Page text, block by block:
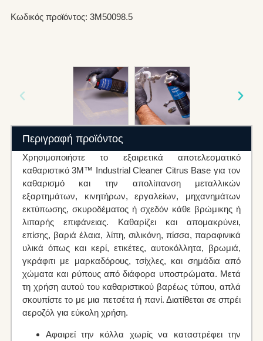
Κωδικός προϊόντος: 3M50098.5
Περιγραφή προϊόντος
Χρησιμοποιήστε το εξαιρετικά αποτελεσματικό
καθαριστικό 3M™ Industrial Cleaner Citrus Base για τον
καθαρισμό και την απολίπανση μεταλλικών
εξαρτημάτων, κινητήρων, εργαλείων, μηχανημάτων
εκτύπωσης, σκυροδέματος ή σχεδόν κάθε βρώμικης ή
λιπαρής επιφάνειας. Καθαρίζει και απομακρύνει,
επίσης, βαριά έλαια, λίπη, σιλικόνη, πίσσα, παραφινικά
υλικά όπως και κερί, ετικέτες, αυτοκόλλητα, βρωμιά,
γκράφιτι με μαρκαδόρους, τσίχλες, και σημάδια από
χώματα και ρύπους από διάφορα υποστρώματα. Μετά
τη χρήση αυτού του καθαριστικού βαρέως τύπου, απλά
σκουπίστε το με μια πετσέτα ή πανί. Διατίθεται σε σπρέι
αεροζόλ για εύκολη χρήση.
Αφαιρεί την κόλλα χωρίς να καταστρέφει την